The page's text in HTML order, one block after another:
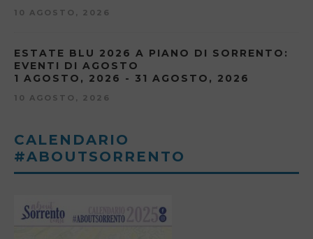
10 AGOSTO, 2026
ESTATE BLU 2026 A PIANO DI SORRENTO:
EVENTI DI AGOSTO
1 AGOSTO, 2026 - 31 AGOSTO, 2026
10 AGOSTO, 2026
CALENDARIO
#ABOUTSORRENTO